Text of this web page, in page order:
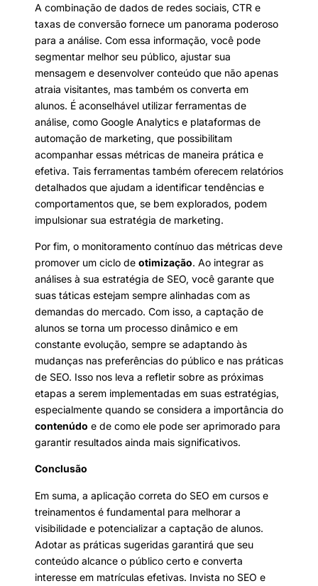
A combinação de dados de redes sociais, CTR e
taxas de conversão fornece um panorama poderoso
para a análise. Com essa informação, você pode
segmentar melhor seu público, ajustar sua
mensagem e desenvolver conteúdo que não apenas
atraia visitantes, mas também os converta em
alunos. É aconselhável utilizar ferramentas de
análise, como Google Analytics e plataformas de
automação de marketing, que possibilitam
acompanhar essas métricas de maneira prática e
efetiva. Tais ferramentas também oferecem relatórios
detalhados que ajudam a identificar tendências e
comportamentos que, se bem explorados, podem
impulsionar sua estratégia de marketing.
Por fim, o monitoramento contínuo das métricas deve
promover um ciclo de otimização. Ao integrar as
análises à sua estratégia de SEO, você garante que
suas táticas estejam sempre alinhadas com as
demandas do mercado. Com isso, a captação de
alunos se torna um processo dinâmico e em
constante evolução, sempre se adaptando às
mudanças nas preferências do público e nas práticas
de SEO. Isso nos leva a refletir sobre as próximas
etapas a serem implementadas em suas estratégias,
especialmente quando se considera a importância do
contenúdo e de como ele pode ser aprimorado para
garantir resultados ainda mais significativos.
Conclusão
Em suma, a aplicação correta do SEO em cursos e
treinamentos é fundamental para melhorar a
visibilidade e potencializar a captação de alunos.
Adotar as práticas sugeridas garantirá que seu
conteúdo alcance o público certo e converta
interesse em matrículas efetivas. Invista no SEO e